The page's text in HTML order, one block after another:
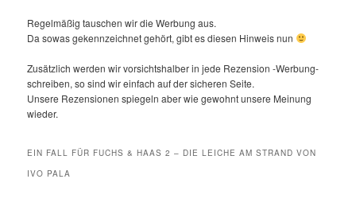
Regelmäßig tauschen wir die Werbung aus.
Da sowas gekennzeichnet gehört, gibt es diesen Hinweis nun
Zusätzlich werden wir vorsichtshalber in jede Rezension -Werbung-
schreiben, so sind wir einfach auf der sicheren Seite.
Unsere Rezensionen spiegeln aber wie gewohnt unsere Meinung
wieder.
EIN FALL FÜR FUCHS & HAAS 2 – DIE LEICHE AM STRAND VON
IVO PALA